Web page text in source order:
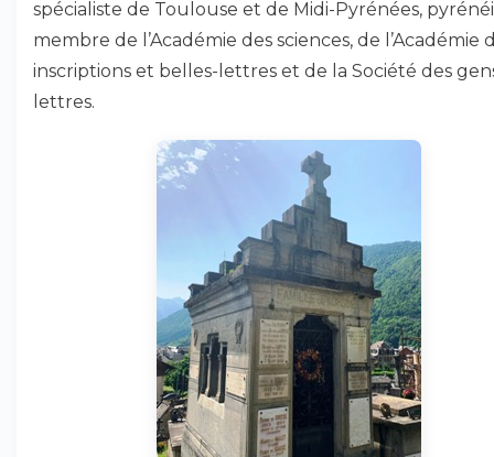
spécialiste de Toulouse et de Midi-Pyrénées,
membre de l’Académie des sciences, de l’Académie
inscriptions et belles-lettres et de la Société des
lettres.